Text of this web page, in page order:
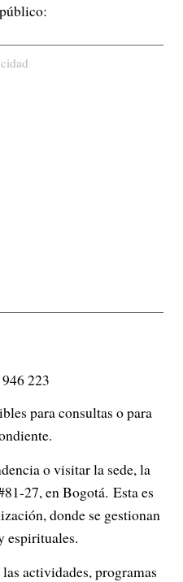
223
para consultas o para
o visitar la sede, la
27, en Bogotá. Esta es
donde se gestionan
espirituales.
actividades, programas